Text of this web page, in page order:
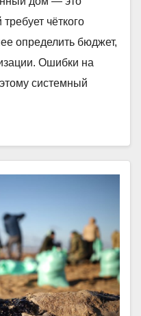
чёткого
определить бюджет,
Ошибки на
системный